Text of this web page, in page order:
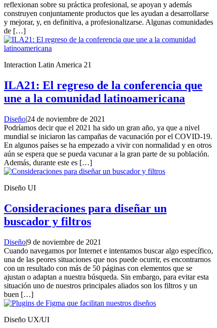
reflexionan sobre su práctica profesional, se apoyan y además
construyen conjuntamente productos que les ayudan a desarrollarse
y mejorar, y, en definitiva, a profesionalizarse. Algunas comunidades
de […]
Interaction Latin America 21
ILA21: El regreso de la conferencia que
une a la comunidad latinoamericana
Diseño|24 de noviembre de 2021
Podríamos decir que el 2021 ha sido un gran año, ya que a nivel
mundial se iniciaron las campañas de vacunación por el COVID-19.
En algunos países se ha empezado a vivir con normalidad y en otros
aún se espera que se pueda vacunar a la gran parte de su población.
Además, durante este es […]
Diseño UI
Consideraciones para diseñar un
buscador y filtros
Diseño|9 de noviembre de 2021
Cuando navegamos por Internet e intentamos buscar algo específico,
una de las peores situaciones que nos puede ocurrir, es encontrarnos
con un resultado con más de 50 páginas con elementos que se
ajustan o adaptan a nuestra búsqueda. Sin embargo, para evitar esta
situación uno de nuestros principales aliados son los filtros y un
buen […]
Diseño UX/UI